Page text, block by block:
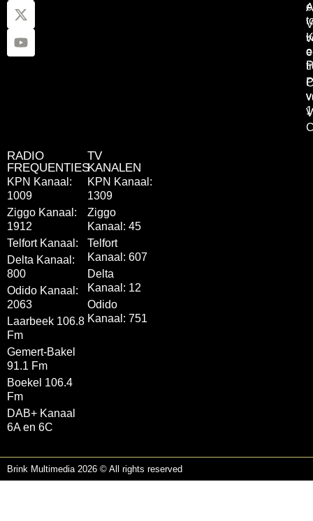
RADIO
FREQUENTIES
KPN Kanaal:
1009
Ziggo Kanaal:
1912
Telfort Kanaal:
Delta Kanaal:
800
Odido Kanaal:
2063
Laarbeek 106.8
Fm
Gemert-Bakel
91.1 Fm
Boekel 106.4
Fm
DAB+ Kanaal
6A en 6C
TV
KANALEN
KPN Kanaal:
1309
Ziggo
Kanaal: 45
Telfort
Kanaal: 607
Delta
Kanaal: 12
Odido
Kanaal: 751
Brink Multimedia 2026 © All rights reserved